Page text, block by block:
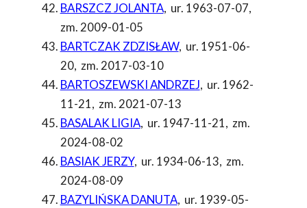
BARSZCZ JOLANTA, ur. 1963-07-07,
zm. 2009-01-05
BARTCZAK ZDZISŁAW, ur. 1951-06-
20, zm. 2017-03-10
BARTOSZEWSKI ANDRZEJ, ur. 1962-
11-21, zm. 2021-07-13
BASALAK LIGIA, ur. 1947-11-21, zm.
2024-08-02
BASIAK JERZY, ur. 1934-06-13, zm.
2024-08-09
BAZYLIŃSKA DANUTA, ur. 1939-05-